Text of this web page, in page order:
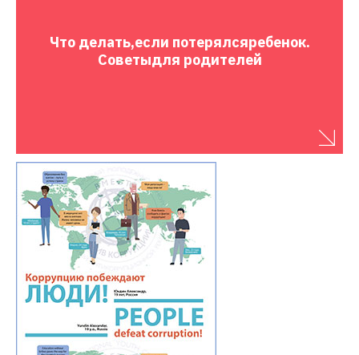
Что делать,если потерялсяребенок.
Советыдля родителей